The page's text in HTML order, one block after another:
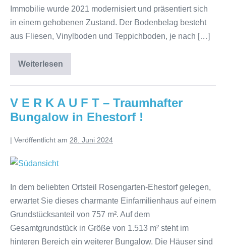
Immobilie wurde 2021 modernisiert und präsentiert sich
in einem gehobenen Zustand. Der Bodenbelag besteht
aus Fliesen, Vinylboden und Teppichboden, je nach […]
Weiterlesen
V E R K A U F T – Traumhafter
Bungalow in Ehestorf !
| Veröffentlicht am 28. Juni 2024
In dem beliebten Ortsteil Rosengarten-Ehestorf gelegen,
erwartet Sie dieses charmante Einfamilienhaus auf einem
Grundstücksanteil von 757 m². Auf dem
Gesamtgrundstück in Größe von 1.513 m² steht im
hinteren Bereich ein weiterer Bungalow. Die Häuser sind